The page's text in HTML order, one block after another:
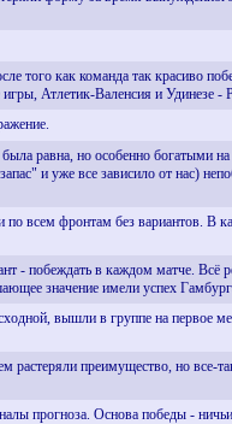
того как команда так красиво
Атлетик-Валенсия и Удинезе -
равна, но особенно богатыми
и уже все зависило от нас)
всем фронтам без вариантов. В
- побеждать в каждом матче. Всё
значение имели успех
вышли в группе на первое
преимущество, но все-
прогноза. Основа победы -